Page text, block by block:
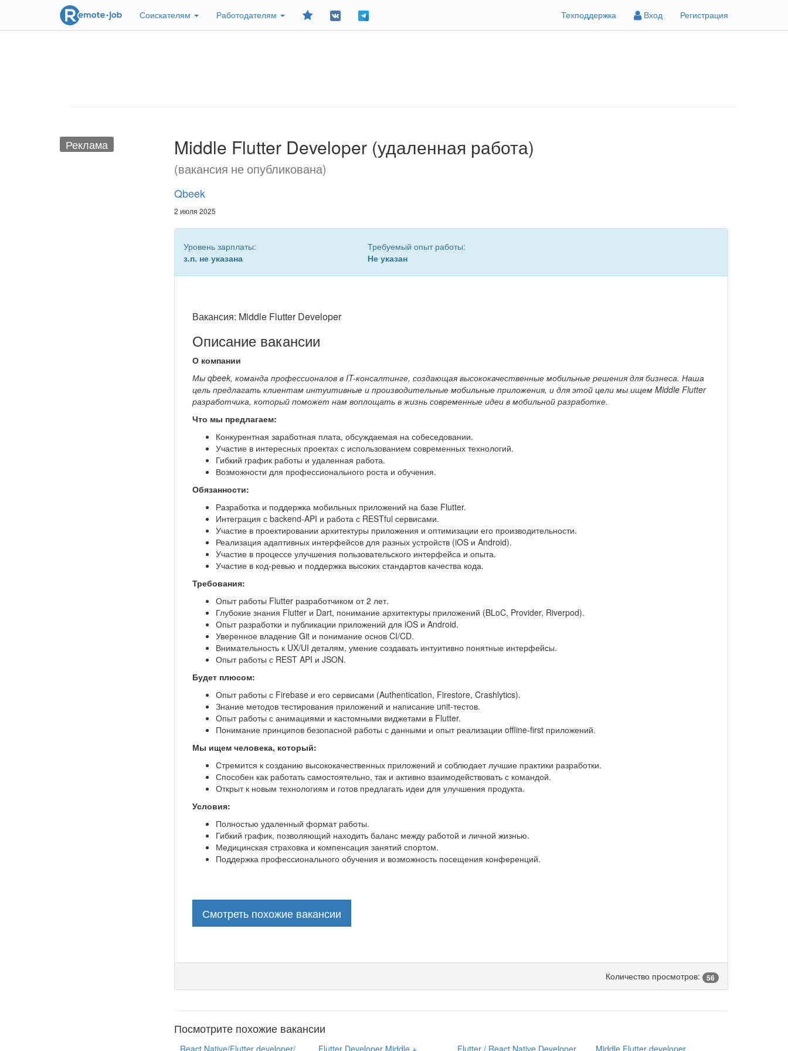
Соискателям Работодателям
Добавить
Техподдержка Вход Регистрация
Реклама Middle Flutter Developer (удаленная работа)
(вакансия не опубликована)
Qbeek
2 июля 2025
Уровень зарплаты:
з.п. не указана
Требуемый опыт работы:
Не указан
Вакансия: Middle Flutter Developer
Описание вакансии
О компании
Мы qbeek, команда профессионалов в IT-консалтинге, создающая высококачественные мобильные решения для бизнеса. Наша
цель предлагать клиентам интуитивные и производительные мобильные приложения, и для этой цели мы ищем Middle Flutter
разработчика, который поможет нам воплощать в жизнь современные идеи в мобильной разработке.
Что мы предлагаем:
Конкурентная заработная плата, обсуждаемая на собеседовании.
Участие в интересных проектах с использованием современных технологий.
Гибкий график работы и удаленная работа.
Возможности для профессионального роста и обучения.
Обязанности:
Разработка и поддержка мобильных приложений на базе Flutter.
Интеграция с backend-API и работа с RESTful сервисами.
Участие в проектировании архитектуры приложения и оптимизации его производительности.
Реализация адаптивных интерфейсов для разных устройств (iOS и Android).
Участие в процессе улучшения пользовательского интерфейса и опыта.
Участие в код-ревью и поддержка высоких стандартов качества кода.
Требования:
Опыт работы Flutter разработчиком от 2 лет.
Глубокие знания Flutter и Dart, понимание архитектуры приложений (BLoC, Provider, Riverpod).
Опыт разработки и публикации приложений для iOS и Android.
Уверенное владение Git и понимание основ CI/CD.
Внимательность к UX/UI деталям, умение создавать интуитивно понятные интерфейсы.
Опыт работы с REST API и JSON.
Будет плюсом:
Опыт работы с Firebase и его сервисами (Authentication, Firestore, Crashlytics).
Знание методов тестирования приложений и написание unit-тестов.
Опыт работы с анимациями и кастомными виджетами в Flutter.
Понимание принципов безопасной работы с данными и опыт реализации offline-first приложений.
Мы ищем человека, который:
Стремится к созданию высококачественных приложений и соблюдает лучшие практики разработки.
Способен как работать самостоятельно, так и активно взаимодействовать с командой.
Открыт к новым технологиям и готов предлагать идеи для улучшения продукта.
Условия:
Полностью удаленный формат работы.
Гибкий график, позволяющий находить баланс между работой и личной жизнью.
Медицинская страховка и компенсация занятий спортом.
Поддержка профессионального обучения и возможность посещения конференций.
Смотреть похожие вакансии
Количество просмотров: 56
Посмотрите похожие вакансии